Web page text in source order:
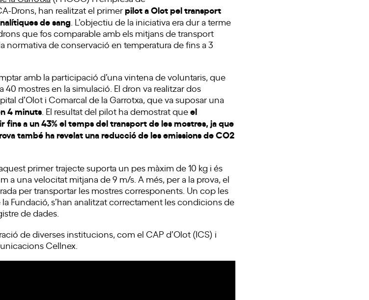
Drons, han realitzat el primerpilot a Olot pel transport
de sang . L’objectiu de la iniciativa era dur a terme
que fos comparable amb els mitjans de transport
normativa de conservació en temperatura de fins a 3
amb la participació d’una vintena de voluntaris, que
mostres en la simulació. El dron va realitzar dos
d’Olot i Comarcal de la Garrotxa, que va suposar una
4 minuts . El resultat del pilot ha demostrat queel
fins a un 43% el temps del transport de les mostres, ja que
també ha revelat una reducció de les emissions de CO2
primer trajecte suporta un pes màxim de 10 kg i és
a una velocitat mitjana de 9 m/s. A més, per a la prova, el
per transportar les mostres corresponents. Un cop les
Fundació, s’han analitzat correctament les condicions de
de dades.
de diverses institucions, com el CAP d’Olot (ICS) i
Cellnex.